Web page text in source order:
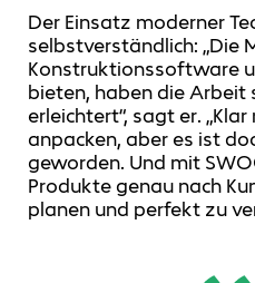
Der Einsatz moderner
selbstverständlich: „Die
Konstruktionssoftware
bieten, haben die Arbeit
erleichtert“, sagt er.
anpacken, aber es ist
geworden. Und mit
Produkte genau nach
planen und perfekt zu